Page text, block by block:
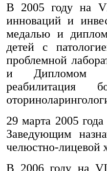
В 2005 году на
инноваций и
медалью и
детей с
проблемной
и Дипломом за
реабилитация
29 марта 2005
Заведующим
челюстно-
В 2006 году на